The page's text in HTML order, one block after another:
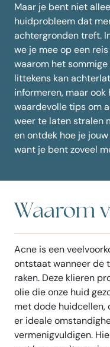
Maar je bent niet
huidprobleem dat
achtergronden treft.
we je mee op een
waarom het
littekens kan
informeren, maar ook
waardevolle tips om
weer te laten stralen
en ontdek hoe je
want je bent zoveel
Waarom
Acne is een
ontstaat wanneer de
raken. Deze klieren
olie die onze huid
met dode huidcellen,
er ideale
vermenigvuldigen.